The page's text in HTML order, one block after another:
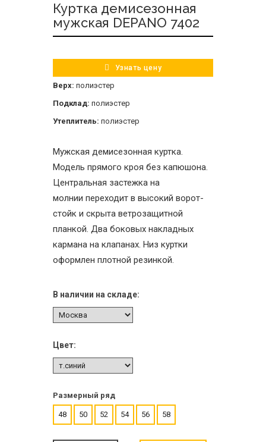
Куртка демисезонная
мужская DEPANO 7402
Узнать цену
Верх: полиэстер
Подклад: полиэстер
Утеплитель: полиэстер
Мужская демисезонная куртка.
Модель прямого кроя без капюшона.
Центральная застежка на
молнии переходит в высокий ворот-
стойк и скрыта ветрозащитной
планкой. Два боковых накладных
кармана на клапанах. Низ куртки
оформлен плотной резинкой.
В наличии на складе:
Цвет:
Размерный ряд
48 50 52 54 56 58